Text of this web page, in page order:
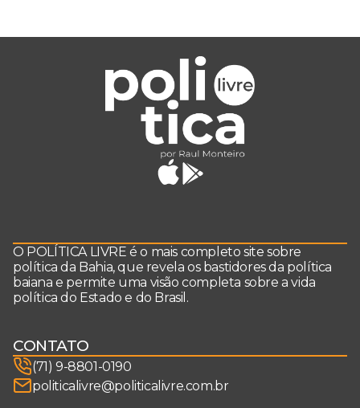
O POLÍTICA LIVRE é o mais completo site sobre
política da Bahia, que revela os bastidores da política
baiana e permite uma visão completa sobre a vida
política do Estado e do Brasil.
CONTATO
(71) 9-8801-0190
politicalivre@politicalivre.com.br